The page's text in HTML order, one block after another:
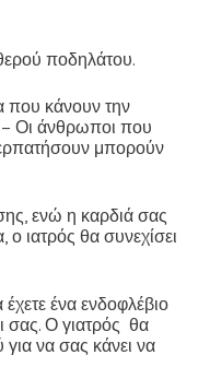
ποδηλάτου.
που κάνουν την
– Οι άνθρωποι που
μπορούν
ενώ η καρδιά σας
ο ιατρός θα συνεχίσει
ένα ενδοφλέβιο
σας. Ο γιατρός θα
να σας κάνει να